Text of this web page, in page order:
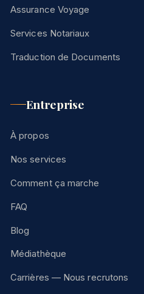
Assurance Voyage
Services Notariaux
Traduction de Documents
Entreprise
À propos
Nos services
Comment ça marche
FAQ
Blog
Médiathèque
Carrières — Nous recrutons